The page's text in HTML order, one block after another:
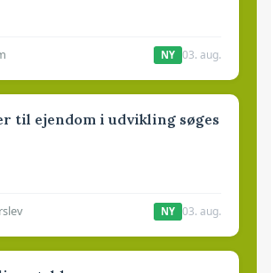
NY 03. aug.
til ejendom i udvikling søges
NY 03. aug.